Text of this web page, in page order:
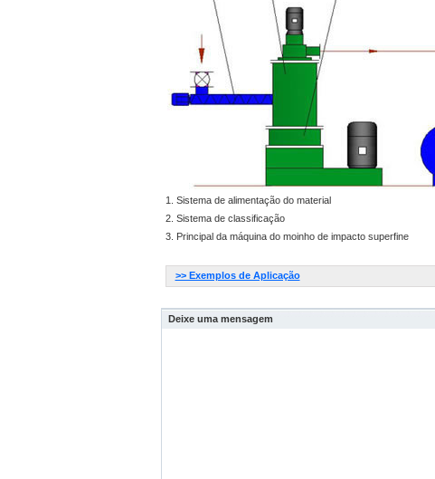
1. Sistema de alimentação do material
2. Sistema de classificação
3. Principal da máquina do moinho de impacto superfine
>> Exemplos de Aplicação
Deixe uma mensagem